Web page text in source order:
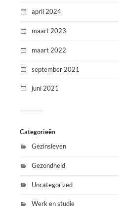
april 2024
maart 2023
maart 2022
september 2021
juni 2021
Categorieën
Gezinsleven
Gezondheid
Uncategorized
Werk en studie